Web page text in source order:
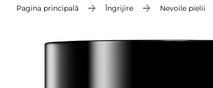
Pagina principală Îngrijire Nevoile pielii